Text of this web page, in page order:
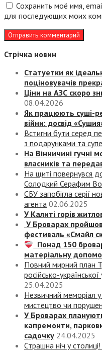
Сохранить моё имя,
для последующих моих
Стрічка новин
Статуетки як
поціновувачів
Ціни на АЗС скоро
08.04.2026
Як працюють суші-
війни: досвід
Встигни бути серед
з подарунками та
На Вінничині гучні
власників та
На щиті повернувся
Солодкий Серафим
СБУ запобігла серії
агента 02.06.2025
У Калиті горів
У Броварах
фестиваль «Смайл
Понад 150
матеріальну
Повний мирний план
російсько-
25.04.2025
Незвичний меморіал у
мистецтво чи
У Броварах
капремонти,
садочку 24.04.2025
Страшна ніч у